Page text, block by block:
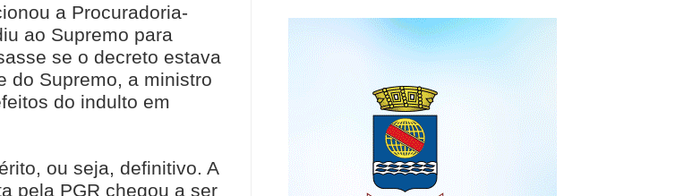
a Procuradoria-
ao Supremo para
se o decreto estava
do Supremo, a ministro
do indulto em
ou seja, definitivo. A
pela PGR chegou a ser